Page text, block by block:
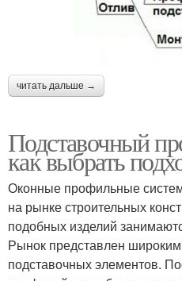
читать дальше →
Подставочный
как выбрать
Оконные профильные
на рынке строительных
подобных изделий
Рынок представлен
подставочных элементов.